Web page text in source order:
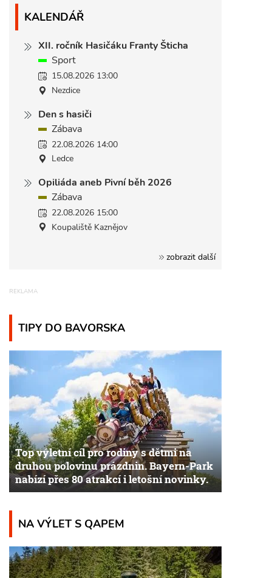
KALENDÁŘ
XII. ročník Hasičáku Franty Šticha
Sport
15.08.2026 13:00
Nezdice
Den s hasiči
Zábava
22.08.2026 14:00
Ledce
Opiliáda aneb Pivní běh 2026
Zábava
22.08.2026 15:00
Koupaliště Kaznějov
zobrazit další
TIPY DO BAVORSKA
Top výletní cíl pro rodiny s dětmi na
druhou polovinu prázdnin. Bayern-Park
nabízí přes 80 atrakcí i letošní novinky.
NA VÝLET S QAPEM